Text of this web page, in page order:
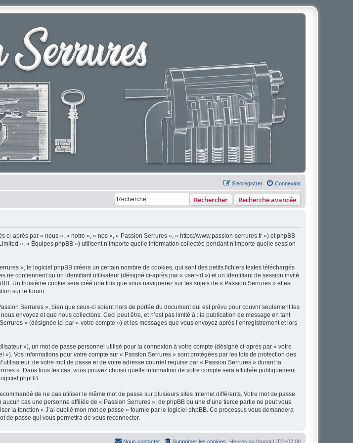
Connexion
S’enregistrer
Rechercher Recherche avancée
après par « nous », « notre », « nos », « Passion Serrures », « https://www.passion-serrures.fr ») et phpBB
», « Équipes phpBB ») utilisent n’importe quelle information collectée pendant n’importe quelle session
», le logiciel phpBB créera un certain nombre de cookies, qui sont des petits fichiers textes téléchargés
contiennent qu’un identifiant utilisateur (désigné ci-après par « user-id ») et un identifiant de session invité
Un troisième cookie sera créé une fois que vous naviguerez sur les sujets de « Passion Serrures » et est
sur le forum.
Serrures », bien que ceux-ci soient hors de portée du document qui est prévu pour couvrir seulement les
envoyez et que nous collectons. Ceci peut être, et n’est pas limité à : la publication de message en tant
» (désignée ici par « votre compte ») et les messages que vous envoyez après l’enregistrement et lors
»), un mot de passe personnel utilisé pour la connexion à votre compte (désigné ci-après par « votre
Vos informations pour votre compte sur « Passion Serrures » sont protégées par les lois de protection des
de votre mot de passe et de votre adresse courriel requise par « Passion Serrures » durant la
». Dans tous les cas, vous pouvez choisir quelle information de votre compte sera affichée publiquement.
phpBB.
de ne pas utiliser le même mot de passe sur plusieurs sites Internet différents. Votre mot de passe
cas une personne affiliée de « Passion Serrures », de phpBB ou une d’une tierce partie ne peut vous
la fonction « J’ai oublié mon mot de passe » fournie par le logiciel phpBB. Ce processus vous demandera
de passe qui vous permettra de vous reconnecter.
Heures au format UTC+02:00
Supprimer les cookies
Nous contacter